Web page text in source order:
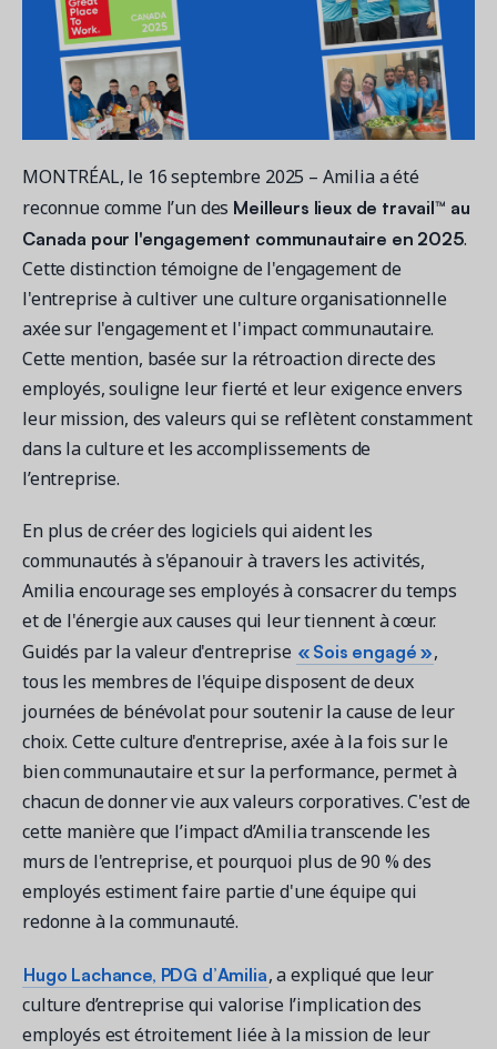
Outils de suivi et d’analyse
FONCTIONNALITÉS
Inscription en ligne
Gestion multi-sites
Gestion du personnel
Demandez une démo
Obtenez une démonstration du logiciel d'inscription et
gestion le plus performant.
Loisirs municipaux
Natation
Centres sportifs
YMCA
Voir toutes les industries
Découvrez nos clients
Blogue
Tendances et nouveautés
Ressources et webinaires
Guides numériques et webinaires
Amilia University
Une plateforme d’apprentissage intégrée
RESSOURCES SUPPLÉMENTAIRES
Amilia University (Connexion)
Centre d'aide
Mises à jour
Étude de cas
Real Amilia customers. Inspiring stories.
Centre d'aide
1 877-343-0004
Demandez une démo
MONTRÉAL, le 16 septembre 2025 – Amilia a été
reconnue comme l’un des Meilleurs lieux de travail™ au
Canada pour l'engagement communautaire en 2025.
Cette distinction témoigne de l'engagement de
l'entreprise à cultiver une culture organisationnelle
axée sur l'engagement et l'impact communautaire.
Cette mention, basée sur la rétroaction directe des
employés, souligne leur fierté et leur exigence envers
leur mission, des valeurs qui se reflètent constamment
dans la culture et les accomplissements de
l’entreprise.
En plus de créer des logiciels qui aident les
communautés à s'épanouir à travers les activités,
Amilia encourage ses employés à consacrer du temps
et de l'énergie aux causes qui leur tiennent à cœur.
Guidés par la valeur d'entreprise « Sois engagé »,
tous les membres de l'équipe disposent de deux
journées de bénévolat pour soutenir la cause de leur
choix. Cette culture d'entreprise, axée à la fois sur le
bien communautaire et sur la performance, permet à
chacun de donner vie aux valeurs corporatives. C'est de
cette manière que l’impact d’Amilia transcende les
murs de l'entreprise, et pourquoi plus de 90 % des
employés estiment faire partie d'une équipe qui
redonne à la communauté.
Hugo Lachance, PDG d’Amilia, a expliqué que leur
culture d’entreprise qui valorise l’implication des
employés est étroitement liée à la mission de leur